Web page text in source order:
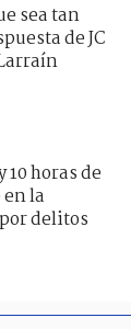
sea tan
de JC
10 horas de
la
delitos